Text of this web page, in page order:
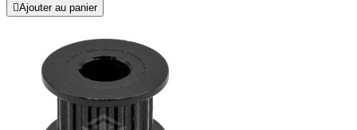
Ajouter au panier